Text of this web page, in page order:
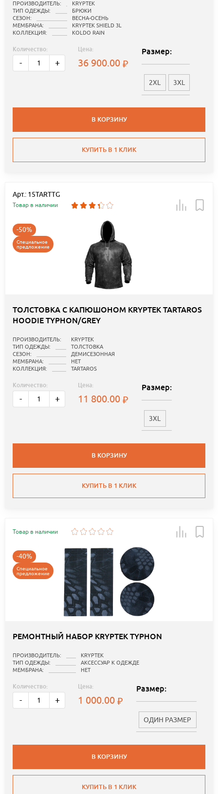
ПРОИЗВОДИТЕЛЬ:
KRYPTEK
ТИП ОДЕЖДЫ:
БРЮКИ
СЕЗОН:
ВЕСНА-ОСЕНЬ
МЕМБРАНА:
KRYPTEK SHIELD 3L
КОЛЛЕКЦИЯ:
KOLDO RAIN
Количество:
- +
Цена:
36 900.00
Размер:
2XL 3XL
В КОРЗИНУ
КУПИТЬ В 1 КЛИК
Арт.: 15TARTTG
Товар в наличии
-50%
Специальное
предложение
ТОЛСТОВКА С КАПЮШОНОМ KRYPTEK TARTAROS
HOODIE TYPHON/GREY
ПРОИЗВОДИТЕЛЬ:
KRYPTEK
ТИП ОДЕЖДЫ:
ТОЛСТОВКА
СЕЗОН:
ДЕМИСЕЗОННАЯ
МЕМБРАНА:
НЕТ
КОЛЛЕКЦИЯ:
TARTAROS
Количество:
- +
Цена:
11 800.00
Размер:
3XL
В КОРЗИНУ
КУПИТЬ В 1 КЛИК
Товар в наличии
-40%
Специальное
предложение
РЕМОНТНЫЙ НАБОР KRYPTEK TYPHON
ПРОИЗВОДИТЕЛЬ:
KRYPTEK
ТИП ОДЕЖДЫ:
АКСЕССУАР К ОДЕЖДЕ
МЕМБРАНА:
НЕТ
Количество:
- +
Цена:
1 000.00
Размер:
ОДИН РАЗМЕР
В КОРЗИНУ
КУПИТЬ В 1 КЛИК